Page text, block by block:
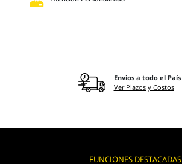
Envios a todo el País
Ver Plazos y Costos
FUNCIONES DESTACADAS